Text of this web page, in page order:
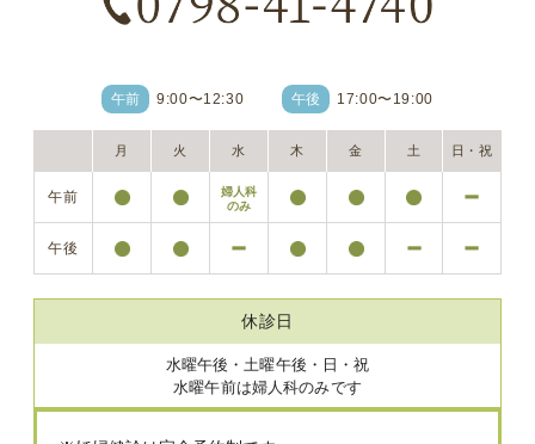
午前 9:00〜12:30 午後 17:00〜19:00
月 火 水 木 金 土 日・祝
婦人科
のみ
休診日
水曜午後・土曜午後・日・祝
水曜午前は婦人科のみです